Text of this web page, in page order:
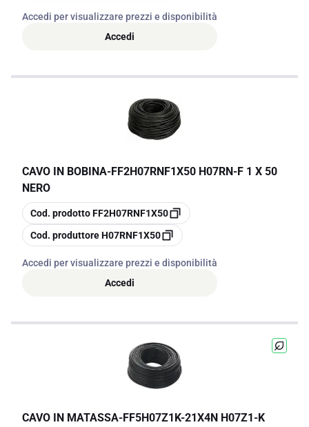
Accedi per visualizzare prezzi e disponibilità
Accedi
CAVO IN BOBINA-FF2H07RNF1X50 H07RN-F 1 X 50
NERO
copia
Cod. prodottoFF2H07RNF1X50
copia
Cod. produttoreH07RNF1X50
Accedi per visualizzare prezzi e disponibilità
Accedi
CAVO IN MATASSA-FF5H07Z1K-21X4N H07Z1-K